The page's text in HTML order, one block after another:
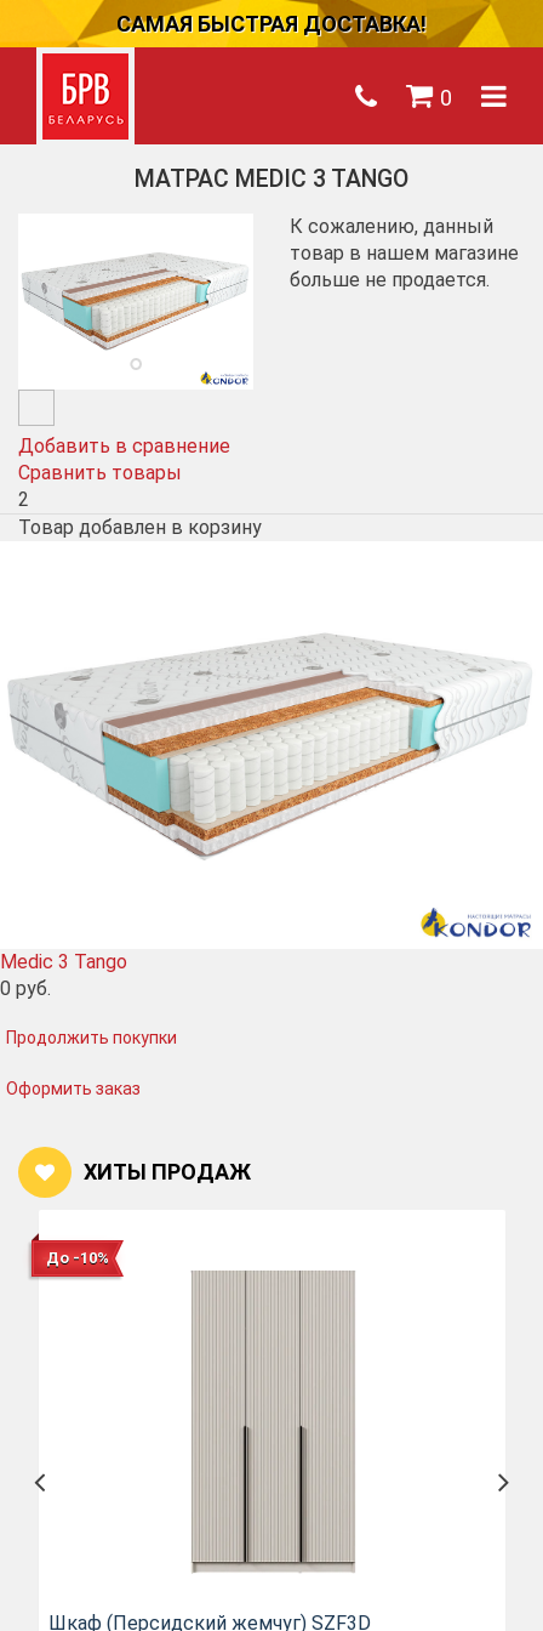
САМАЯ БЫСТРАЯ ДОСТАВКА!
0
МАТРАС MEDIC 3 TANGO
Добавить в сравнение
Сравнить товары
2
К сожалению, данный
товар в нашем магазине
больше не продается.
Товар добавлен в корзину
Medic 3 Tango
0 руб.
Продолжить покупки
Оформить заказ
ХИТЫ ПРОДАЖ
До -10%
Шкаф (Персидский жемчуг) SZF3D